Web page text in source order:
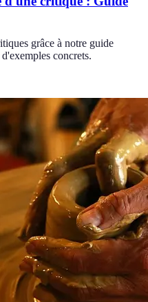
grâce à notre guide
concrets.